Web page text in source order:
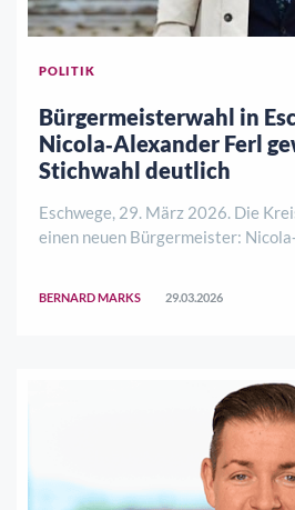
POLITIK
Bürgermeisterwahl in
Nicola‑Alexander Ferl
Stichwahl deutlich
Eschwege, 29. März 2026. Die
einen neuen Bürgermeister:
BERNARD MARKS 29.03.2026